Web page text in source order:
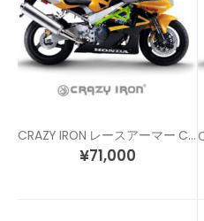
CRAZY IRON レースアーマー CBR929RR
¥71,000